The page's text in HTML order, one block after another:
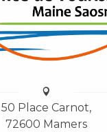
50 Place Carnot,
72600 Mamers